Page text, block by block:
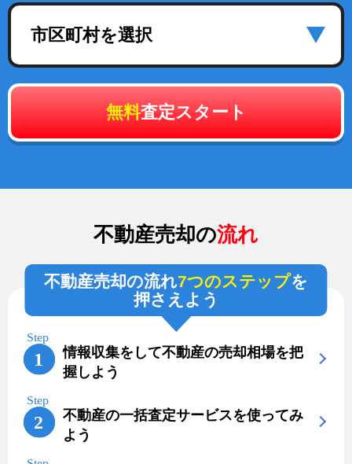
市区町村を選択
無料査定スタート
不動産売却の流れ
不動産売却の流れ7つのステップを
押さえよう
情報収集をして不動産の売却相場を把
握しよう
不動産の一括査定サービスを使ってみ
よう